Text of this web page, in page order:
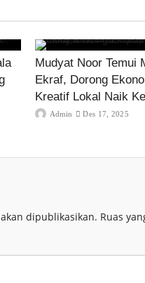
Mudyat Noor Temui
Ekraf, Dorong
Kreatif Lokal Naik
Admin Des 17, 2025
dipublikasikan. Ruas